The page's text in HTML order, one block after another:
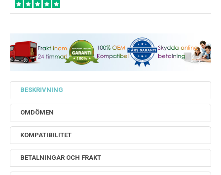
BESKRIVNING
OMDÖMEN
KOMPATIBILITET
BETALNINGAR OCH FRAKT